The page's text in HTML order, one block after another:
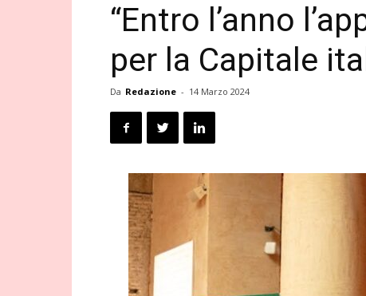
“Entro l’anno
per la Capitale
Da Redazione - 14 Marzo 2024